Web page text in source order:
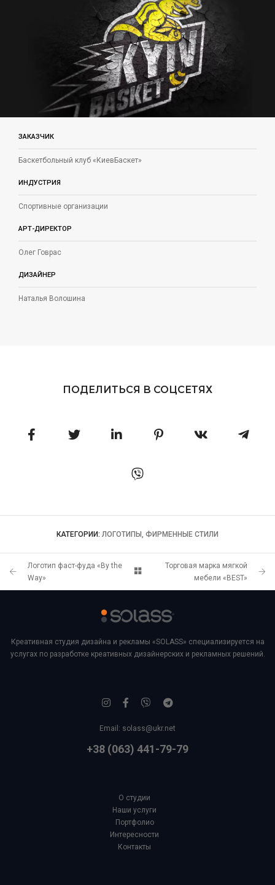
ЗАКАЗЧИК
Баскетбольный клуб «КиевБаскет»
ИНДУСТРИЯ
Спортивные организации
АРТ-ДИРЕКТОР
Олег Говрас
ДИЗАЙНЕР
Наталья Волошина
ПОДЕЛИТЬСЯ В СОЦСЕТЯХ
КАТЕГОРИИ: ЛОГОТИПЫ, ФИРМЕННЫЕ СТИЛИ
Логотип фаст-фуда «By the
Way»
Торговая марка мягкой
мебели «BEST»
Креативная студия дизайна и рекламы «SOLASS» специализируется на
услугах по разработке креативных дизайнерских и рекламных решений.
Email: solass@ukr.net
+38 (063) 441-79-79
О студии
Наши услуги
Портфолио
Интересности
Контакты